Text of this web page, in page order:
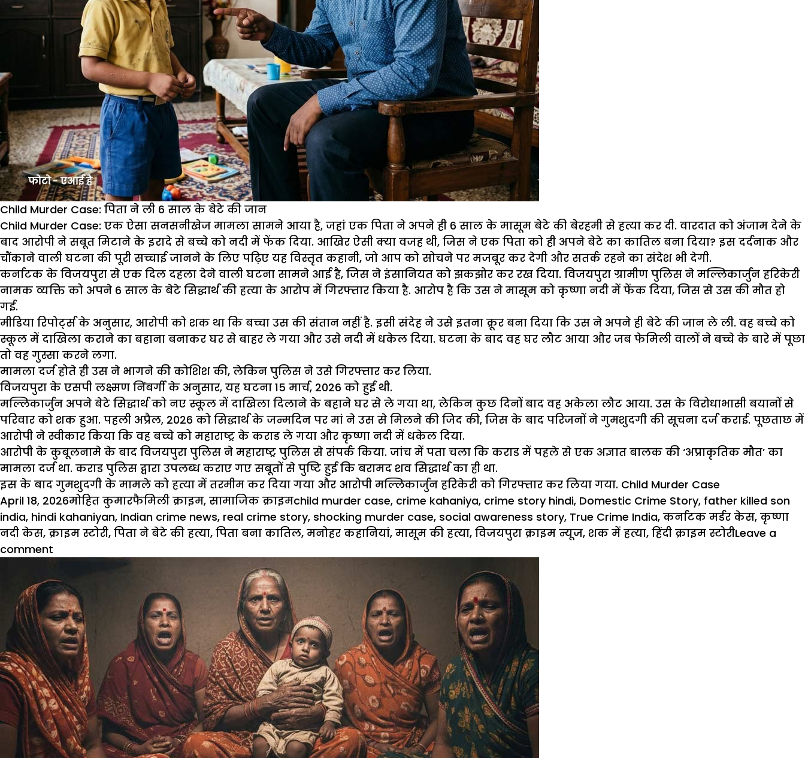
Child Murder Case: पिता ने ली 6 साल के बेटे की जान
Child Murder Case: एक ऐसा सनसनीखेज मामला सामने आया है, जहां एक पिता ने अपने ही 6 साल के मासूम बेटे की बेरहमी से हत्या कर दी. वारदात को अंजाम देने के
बाद आरोपी ने सबूत मिटाने के इरादे से बच्चे को नदी में फेंक दिया. आखिर ऐसी क्या वजह थी, जिस ने एक पिता को ही अपने बेटे का कातिल बना दिया? इस दर्दनाक और
चौंकाने वाली घटना की पूरी सच्चाई जानने के लिए पढ़िए यह विस्तृत कहानी, जो आप को सोचने पर मजबूर कर देगी और सतर्क रहने का संदेश भी देगी.
कर्नाटक के विजयपुरा से एक दिल दहला देने वाली घटना सामने आई है, जिस ने इंसानियत को झकझोर कर रख दिया. विजयपुरा ग्रामीण पुलिस ने मल्लिकार्जुन हरिकेरी
नामक व्यक्ति को अपने 6 साल के बेटे सिद्धार्थ की हत्या के आरोप में गिरफ्तार किया है. आरोप है कि उस ने मासूम को कृष्णा नदी में फेंक दिया, जिस से उस की मौत हो
गई.
मीडिया रिपोर्ट्स के अनुसार, आरोपी को शक था कि बच्चा उस की संतान नहीं है. इसी संदेह ने उसे इतना क्रूर बना दिया कि उस ने अपने ही बेटे की जान ले ली. वह बच्चे को
स्कूल में दाखिला कराने का बहाना बनाकर घर से बाहर ले गया और उसे नदी में धकेल दिया. घटना के बाद वह घर लौट आया और जब फेमिली वालों ने बच्चे के बारे में पूछा
तो वह गुस्सा करने लगा.
मामला दर्ज होते ही उस ने भागने की कोशिश की, लेकिन पुलिस ने उसे गिरफ्तार कर लिया.
विजयपुरा के एसपी लक्ष्मण निंबर्गी के अनुसार, यह घटना 15 मार्च, 2026 को हुई थी.
मल्लिकार्जुन अपने बेटे सिद्धार्थ को नए स्कूल में दाखिला दिलाने के बहाने घर से ले गया था, लेकिन कुछ दिनों बाद वह अकेला लौट आया. उस के विरोधाभासी बयानों से
परिवार को शक हुआ. पहली अप्रैल, 2026 को सिद्धार्थ के जन्मदिन पर मां ने उस से मिलने की जिद की, जिस के बाद परिजनों ने गुमशुदगी की सूचना दर्ज कराई. पूछताछ में
आरोपी ने स्वीकार किया कि वह बच्चे को महाराष्ट्र के कराड ले गया और कृष्णा नदी में धकेल दिया.
आरोपी के कुबूलनामे के बाद विजयपुरा पुलिस ने महाराष्ट्र पुलिस से संपर्क किया. जांच में पता चला कि कराड में पहले से एक अज्ञात बालक की ‘अप्राकृतिक मौत’ का
मामला दर्ज था. कराड पुलिस द्वारा उपलब्ध कराए गए सबूतों से पुष्टि हुई कि बरामद शव सिद्धार्थ का ही था.
इस के बाद गुमशुदगी के मामले को हत्या में तरमीम कर दिया गया और आरोपी मल्लिकार्जुन हरिकेरी को गिरफ्तार कर लिया गया. Child Murder Case
Posted
on
April 18, 2026Author
मोहित कुमारCategories
फैमिली क्राइम, सामाजिक क्राइमTags
child murder case, crime kahaniya, crime story hindi, Domestic Crime Story, father killed son
india, hindi kahaniyan, Indian crime news, real crime story, shocking murder case, social awareness story, True Crime India, कर्नाटक मर्डर केस, कृष्णा
नदी केस, क्राइम स्टोरी, पिता ने बेटे की हत्या, पिता बना कातिल, मनोहर कहानियां, मासूम की हत्या, विजयपुरा क्राइम न्यूज, शक में हत्या, हिंदी क्राइम स्टोरीLeave a
comment